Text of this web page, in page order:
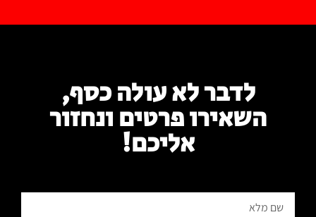
לדבר לא עולה כסף,
השאירו פרטים ונחזור
אליכם!